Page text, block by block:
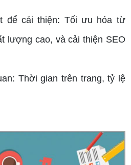
để cải thiện: Tối ưu hóa từ
lượng cao, và cải thiện SEO
Thời gian trên trang, tỷ lệ